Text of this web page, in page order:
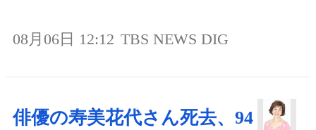
08月06日 12:12 TBS NEWS DIG
俳優の寿美花代さん死去、94